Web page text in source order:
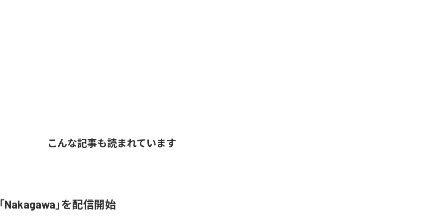
こんな記事も読まれています
Nakagawa」を配信開始